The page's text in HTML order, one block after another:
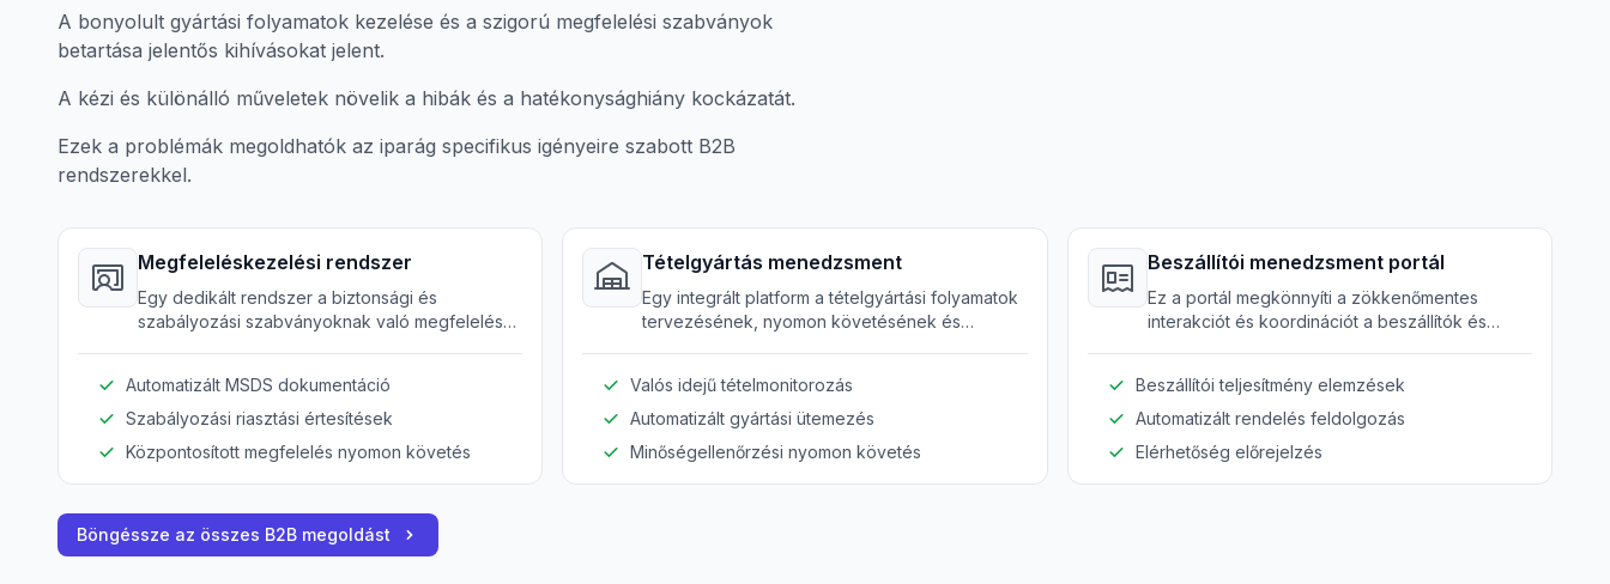
A bonyolult gyártási folyamatok kezelése és a szigorú megfelelési szabványok
betartása jelentős kihívásokat jelent.
A kézi és különálló műveletek növelik a hibák és a hatékonysághiány kockázatát.
Ezek a problémák megoldhatók az iparág specifikus igényeire szabott B2B
rendszerekkel.
Megfeleléskezelési rendszer
Egy dedikált rendszer a biztonsági és
szabályozási szabványoknak való megfelelés
Automatizált MSDS dokumentáció
Szabályozási riasztási értesítések
Központosított megfelelés nyomon követés
Tételgyártás menedzsment
Egy integrált platform a tételgyártási folyamatok
tervezésének, nyomon követésének és
Valós idejű tételmonitorozás
Automatizált gyártási ütemezés
Minőségellenőrzési nyomon követés
Beszállítói menedzsment portál
Ez a portál megkönnyíti a zökkenőmentes
interakciót és koordinációt a beszállítók és
Beszállítói teljesítmény elemzések
Automatizált rendelés feldolgozás
Elérhetőség előrejelzés
Böngéssze az összes B2B megoldást